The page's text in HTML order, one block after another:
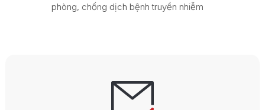
phòng, chống dịch bệnh truyền nhiễm